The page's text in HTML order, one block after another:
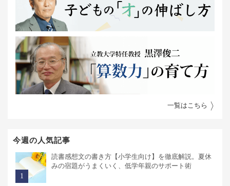
一覧はこちら
今週の人気記事
読書感想文の書き方【小学生向け】を徹底解説。夏休
みの宿題がうまくいく、低学年親のサポート術